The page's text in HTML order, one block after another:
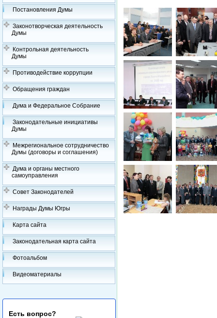
Постановления Думы
Законотворческая деятельность
Думы
Контрольная деятельность
Думы
Противодействие коррупции
Обращения граждан
Дума и Федеральное Собрание
Законодательные инициативы
Думы
Межрегиональное сотрудничество
Думы (договоры и соглашения)
Дума и органы местного
самоуправления
Совет Законодателей
Награды Думы Югры
Карта сайта
Законодательная карта сайта
Фотоальбом
Видеоматериалы
Есть вопрос?